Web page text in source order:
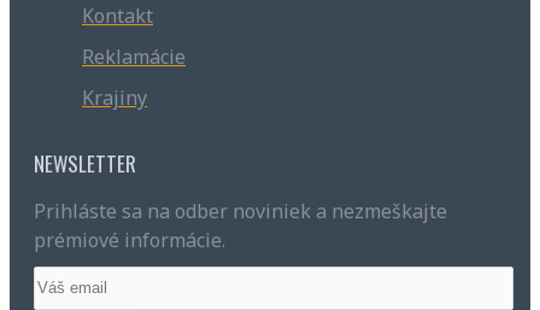
Kontakt
Reklamácie
Krajiny
NEWSLETTER
Prihláste sa na odber noviniek a nezmeškajte
prémiové informácie.